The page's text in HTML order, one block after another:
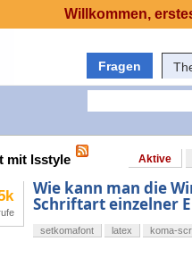
Fragen
mit lsstyle Aktive
Wie kann man die
Schriftart einzelner
setkomafont latex koma-
Willkommen,